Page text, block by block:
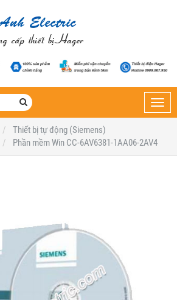
Thiết bị tự động (Siemens)
Phần mềm Win CC-6AV6381-1AA06-2AV4